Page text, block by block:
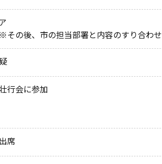
その後、市の担当部署と内容のすり合わせ
行会に参加
席